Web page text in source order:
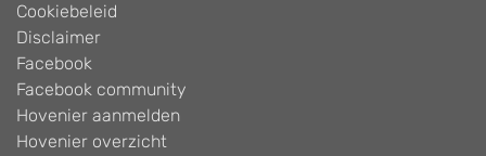
Cookiebeleid
Disclaimer
Facebook
Facebook community
Hovenier aanmelden
Hovenier overzicht